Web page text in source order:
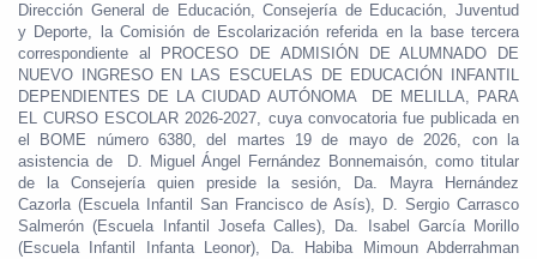
Dirección General de Educación, Consejería de Educación, Juventud
y Deporte, la Comisión de Escolarización referida en la base tercera
correspondiente al PROCESO DE ADMISIÓN DE ALUMNADO DE
NUEVO INGRESO EN LAS ESCUELAS DE EDUCACIÓN INFANTIL
DEPENDIENTES DE LA CIUDAD AUTÓNOMA DE MELILLA, PARA
EL CURSO ESCOLAR 2026-2027, cuya convocatoria fue publicada en
el BOME número 6380, del martes 19 de mayo de 2026, con la
asistencia de D. Miguel Ángel Fernández Bonnemaisón, como titular
de la Consejería quien preside la sesión,
Da. Mayra Hernández
Cazorla (Escuela Infantil San Francisco de Asís), D. Sergio Carrasco
Salmerón (Escuela Infantil Josefa Calles), Da. Isabel García Morillo
(Escuela Infantil Infanta Leonor), Da. Habiba Mimoun Abderrahman